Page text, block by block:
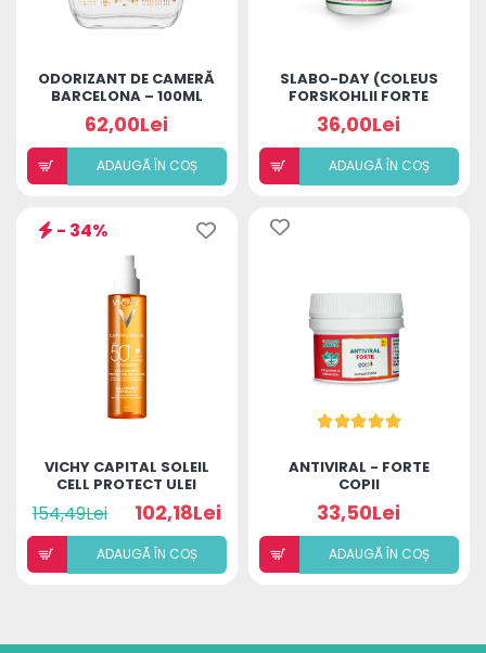
ODORIZANT DE CAMERĂ
BARCELONA – 100ML
62,00Lei
ADAUGÃ ÎN COȘ
SLABO-DAY (COLEUS
FORSKOHLII FORTE
40MG)
36,00Lei
ADAUGÃ ÎN COȘ
- 34%
VICHY CAPITAL SOLEIL
CELL PROTECT ULEI
INVIZIBIL SPF 50 200ML
154,49Lei 102,18Lei
ADAUGÃ ÎN COȘ
ANTIVIRAL - FORTE
COPII
33,50Lei
ADAUGÃ ÎN COȘ